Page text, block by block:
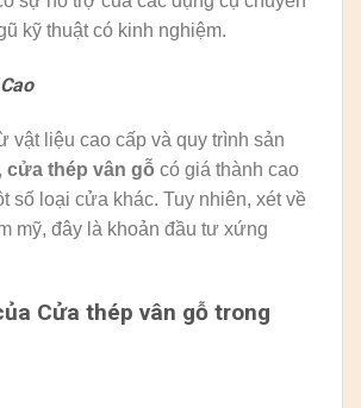
kỹ thuật có kinh nghiệm.
vật liệu cao cấp và quy trình sản
cửa thép vân gỗ có giá thành cao
số loại cửa khác. Tuy nhiên, xét về
mỹ, đây là khoản đầu tư xứng
Cửa thép vân gỗ trong